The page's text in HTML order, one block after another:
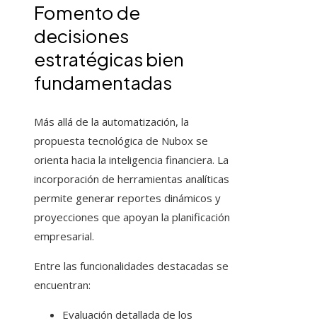
Fomento de
decisiones
estratégicas bien
fundamentadas
Más allá de la automatización, la
propuesta tecnológica de Nubox se
orienta hacia la inteligencia financiera. La
incorporación de herramientas analíticas
permite generar reportes dinámicos y
proyecciones que apoyan la planificación
empresarial.
Entre las funcionalidades destacadas se
encuentran:
Evaluación detallada de los